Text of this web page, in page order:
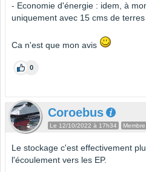
- Economie d'énergie : idem, à
uniquement avec 15 cms de terres
Ca n'est que mon avis
0
Coroebus
Le 12/10/2022 à 17h34
Le stockage c'est effectivement
l'écoulement vers les EP.